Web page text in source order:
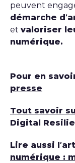
peuvent
démarche
et valoriser
numérique.
Pour en
presse
Tout savoir
Digital
Lire aussi
numérique :